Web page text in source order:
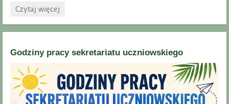
Informacja
linii
autobusowych:
II
Rzęczkowo
–
Lubicz
Dolny
Czytaj więcej
Godziny pracy sekretariatu uczniowskiego